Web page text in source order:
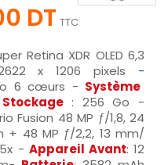
DT TTC
Retina XDR OLED 6,3
x 1206 pixels -
6 cœurs - Système
Stockage : 256 Go -
Fusion 48 MP ƒ/1,8, 24
+ 48 MP ƒ/2,2, 13 mm/
- Appareil Avant: 12